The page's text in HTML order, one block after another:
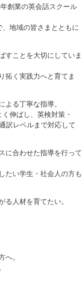
創業の英会話スクール
地域の皆さまとともに
すことを大切にしていま
拓く実践力へと育てま
よる丁寧な指導。
伸ばし、英検対策・
訳レベルまで対応して
に合わせた指導を行って
たい学生・社会人の方も
る人材を育てたい。
へ。